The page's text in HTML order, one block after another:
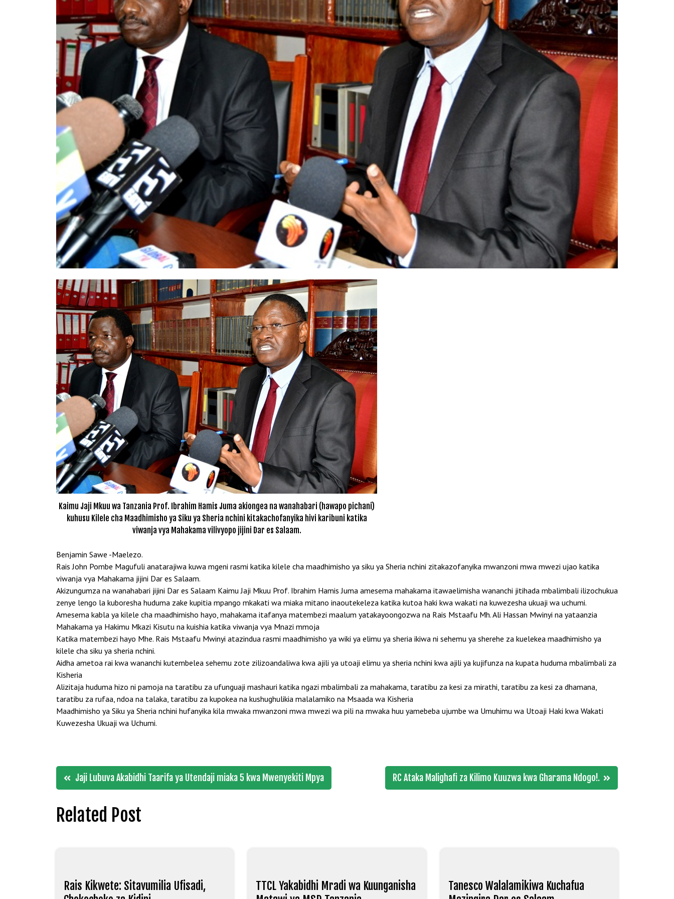
Kaimu Jaji Mkuu wa Tanzania Prof. Ibrahim Hamis Juma akiongea na wanahabari (hawapo pichani)
kuhusu Kilele cha Maadhimisho ya Siku ya Sheria nchini kitakachofanyika hivi karibuni katika
viwanja vya Mahakama vilivyopo jijini Dar es Salaam.
Benjamin Sawe -Maelezo.
Rais John Pombe Magufuli anatarajiwa kuwa mgeni rasmi katika kilele cha maadhimisho ya siku ya Sheria nchini zitakazofanyika mwanzoni mwa mwezi ujao katika
viwanja vya Mahakama jijini Dar es Salaam.
Akizungumza na wanahabari jijini Dar es Salaam Kaimu Jaji Mkuu Prof. Ibrahim Hamis Juma amesema mahakama itawaelimisha wananchi jitihada mbalimbali ilizochukua
zenye lengo la kuboresha huduma zake kupitia mpango mkakati wa miaka mitano inaoutekeleza katika kutoa haki kwa wakati na kuwezesha ukuaji wa uchumi.
Amesema kabla ya kilele cha maadhimisho hayo, mahakama itafanya matembezi maalum yatakayoongozwa na Rais Mstaafu Mh. Ali Hassan Mwinyi na yataanzia
Mahakama ya Hakimu Mkazi Kisutu na kuishia katika viwanja vya Mnazi mmoja
Katika matembezi hayo Mhe. Rais Mstaafu Mwinyi atazindua rasmi maadhimisho ya wiki ya elimu ya sheria ikiwa ni sehemu ya sherehe za kuelekea maadhimisho ya
kilele cha siku ya sheria nchini.
Aidha ametoa rai kwa wananchi kutembelea sehemu zote zilizoandaliwa kwa ajili ya utoaji elimu ya sheria nchini kwa ajili ya kujifunza na kupata huduma mbalimbali za
Kisheria
Alizitaja huduma hizo ni pamoja na taratibu za ufunguaji mashauri katika ngazi mbalimbali za mahakama, taratibu za kesi za mirathi, taratibu za kesi za dhamana,
taratibu za rufaa, ndoa na talaka, taratibu za kupokea na kushughulikia malalamiko na Msaada wa Kisheria
Maadhimisho ya Siku ya Sheria nchini hufanyika kila mwaka mwanzoni mwa mwezi wa pili na mwaka huu yamebeba ujumbe wa Umuhimu wa Utoaji Haki kwa Wakati
Kuwezesha Ukuaji wa Uchumi.
Post
navigation
Jaji Lubuva Akabidhi Taarifa ya Utendaji miaka 5 kwa Mwenyekiti Mpya RC Ataka Malighafi za Kilimo Kuuzwa kwa Gharama Ndogo!.
Related Post
Rais Kikwete: Sitavumilia Ufisadi,
TTCL Yakabidhi Mradi wa Kuunganisha
Tanesco Walalamikiwa Kuchafua